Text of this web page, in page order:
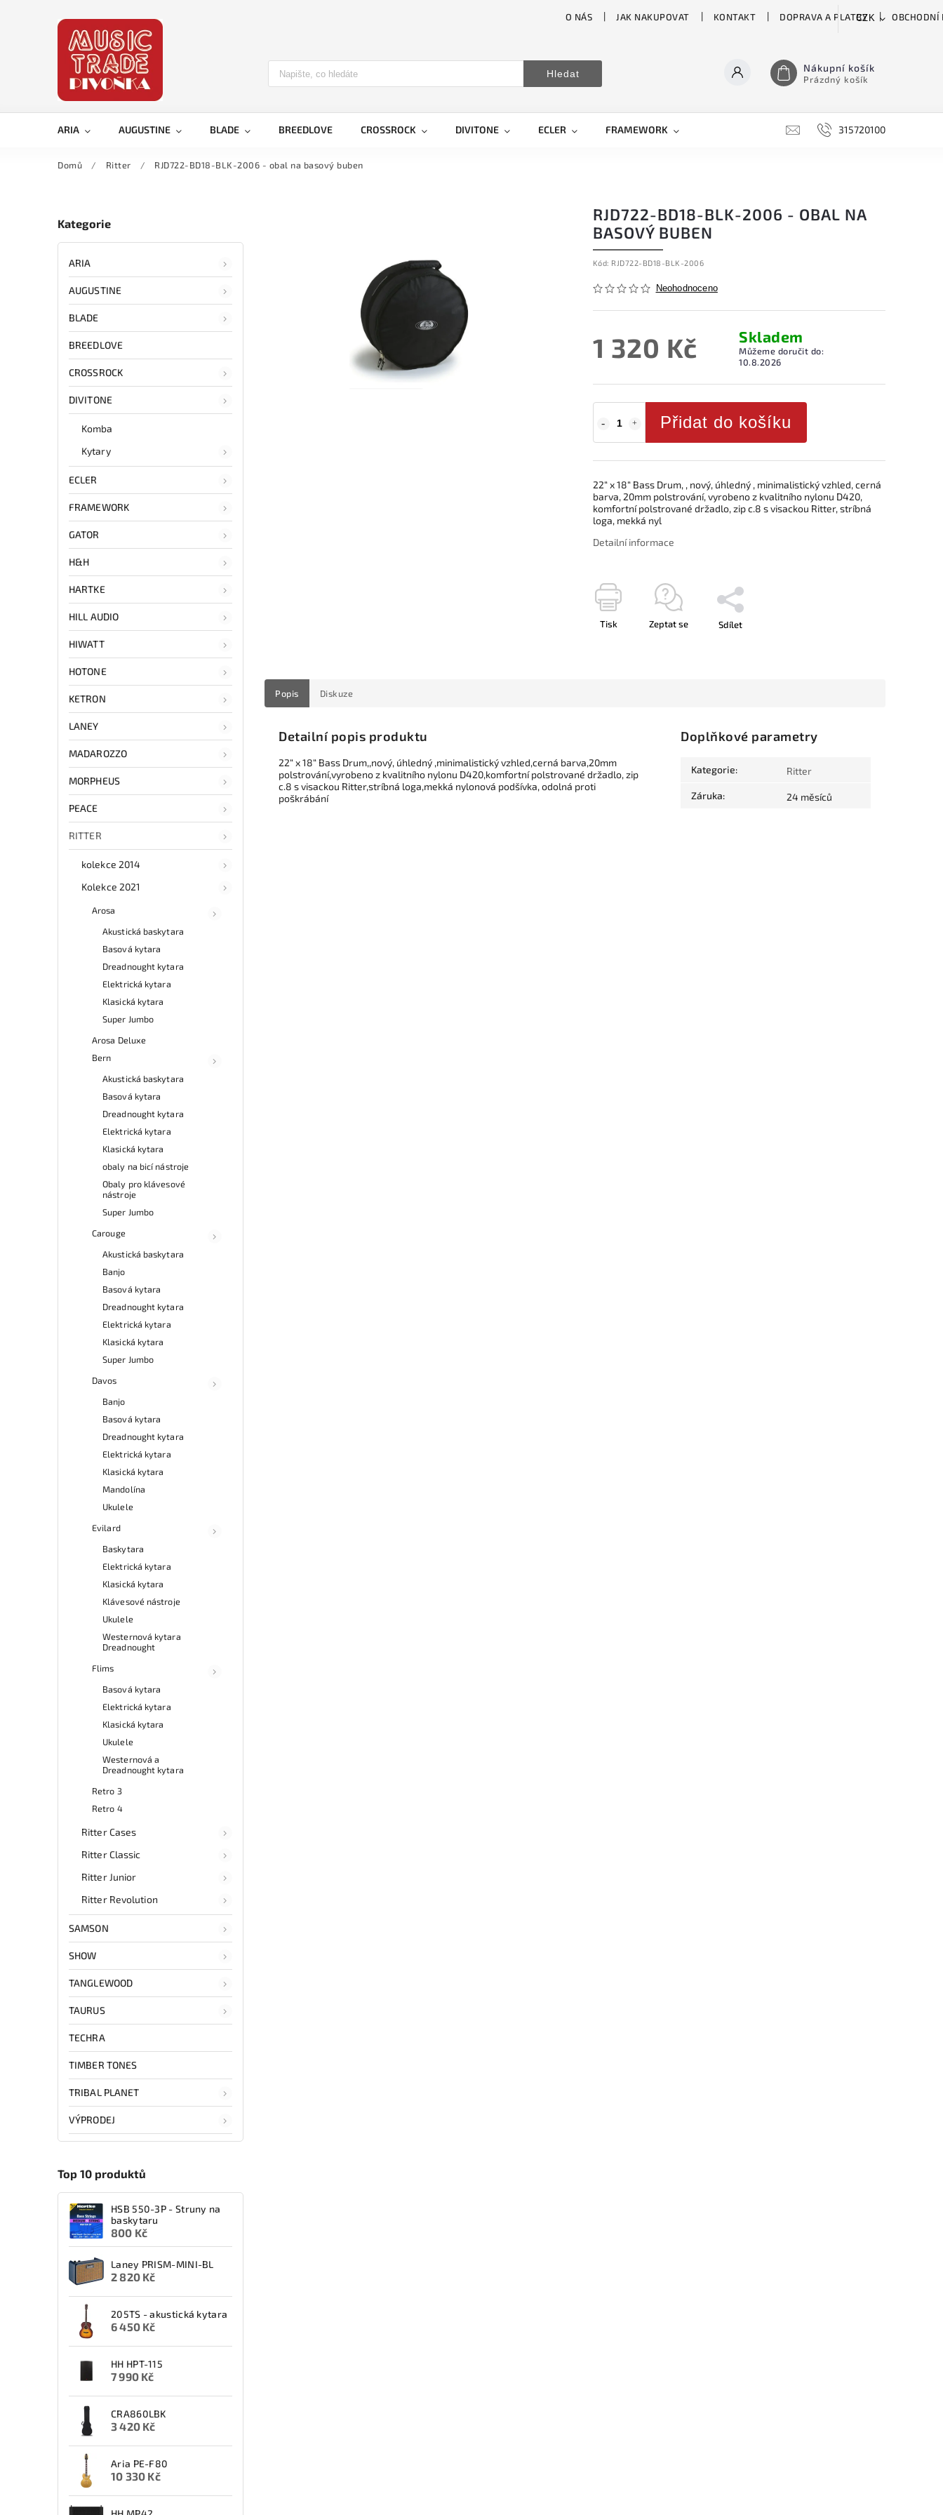
O NÁS JAK NAKUPOVAT KONTAKT DOPRAVA A PLATBY OBCHODNÍ
CZK
Hledat Nákupní košík
Prázdný košík
ARIA AUGUSTINE BLADE BREEDLOVE CROSSROCK DIVITONE ECLER FRAMEWORK H&H HARTKE
315720100
Domů / Ritter / RJD722-BD18-BLK-2006 - obal na basový buben
Kategorie
ARIA
AUGUSTINE
BLADE
BREEDLOVE
CROSSROCK
DIVITONE
Komba
Kytary
ECLER
FRAMEWORK
GATOR
H&H
HARTKE
HILL AUDIO
HIWATT
HOTONE
KETRON
LANEY
MADAROZZO
MORPHEUS
PEACE
RITTER
kolekce 2014
Kolekce 2021
Arosa
Akustická baskytara
Basová kytara
Dreadnought kytara
Elektrická kytara
Klasická kytara
Super Jumbo
Arosa Deluxe
Bern
Akustická baskytara
Basová kytara
Dreadnought kytara
Elektrická kytara
Klasická kytara
obaly na bicí nástroje
Obaly pro klávesové
nástroje
Super Jumbo
Carouge
Akustická baskytara
Banjo
Basová kytara
Dreadnought kytara
Elektrická kytara
Klasická kytara
Super Jumbo
Davos
Banjo
Basová kytara
Dreadnought kytara
Elektrická kytara
Klasická kytara
Mandolína
Ukulele
Evilard
Baskytara
Elektrická kytara
Klasická kytara
Klávesové nástroje
Ukulele
Westernová kytara
Dreadnought
Flims
Basová kytara
Elektrická kytara
Klasická kytara
Ukulele
Westernová a
Dreadnought kytara
Retro 3
Retro 4
Ritter Cases
Ritter Classic
Ritter Junior
Ritter Revolution
SAMSON
SHOW
TANGLEWOOD
TAURUS
TECHRA
TIMBER TONES
TRIBAL PLANET
VÝPRODEJ
Top 10 produktů
HSB 550-3P - Struny na
baskytaru
800 Kč
Laney PRISM-MINI-BL
2 820 Kč
205TS - akustická kytara
6 450 Kč
HH HPT-115
7 990 Kč
CRA860LBK
3 420 Kč
Aria PE-F80
10 330 Kč
RJD722-BD18-BLK-2006 - OBAL NA
BASOVÝ BUBEN
Kód: RJD722-BD18-BLK-2006
Neohodnoceno
1 320 Kč Skladem
Můžeme doručit do:
10.8.2026
Přidat do košíku
22“ x 18“ Bass Drum, , nový, úhledný , minimalistický vzhled, cerná
barva, 20mm polstrování, vyrobeno z kvalitního nylonu D420,
komfortní polstrované držadlo, zip c.8 s visackou Ritter, stríbná
loga, mekká nyl
Detailní informace
Tisk Zeptat se Sdílet
Popis Diskuze
Detailní popis produktu
22“ x 18“ Bass Drum,,nový, úhledný ,minimalistický vzhled,cerná barva,20mm
polstrování,vyrobeno z kvalitního nylonu D420,komfortní polstrované držadlo, zip
c.8 s visackou Ritter,stríbná loga,mekká nylonová podšívka, odolná proti
poškrábání
Doplňkové parametry
Kategorie: Ritter
Záruka: 24 měsíců